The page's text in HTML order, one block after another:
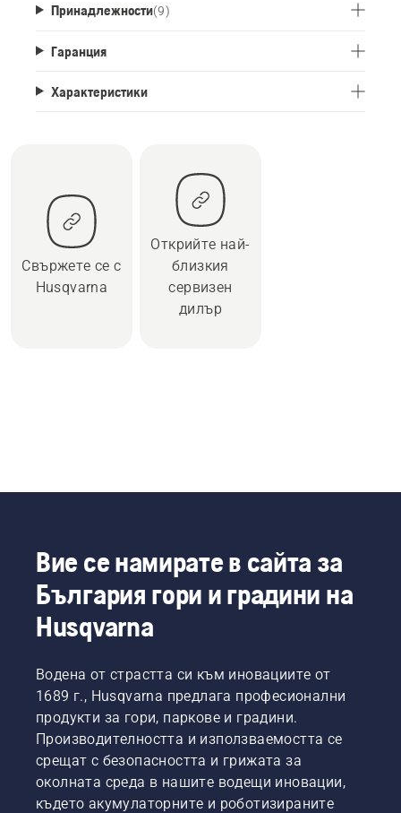
Принадлежности(9)
Гаранция
Характеристики
Свържете се с
Husqvarna
Открийте най-
близкия
сервизен
дилър
Вие се намирате в сайта за
България гори и градини на
Husqvarna
Водена от страстта си към иновациите от
1689 г., Husqvarna предлага професионални
продукти за гори, паркове и градини.
Производителността и използваемостта се
срещат с безопасността и грижата за
околната среда в нашите водещи иновации,
където акумулаторните и роботизираните